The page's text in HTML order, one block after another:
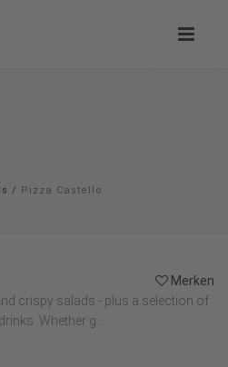
/ Pizza Castello
Merken
crispy salads - plus a selection of
Whether g...